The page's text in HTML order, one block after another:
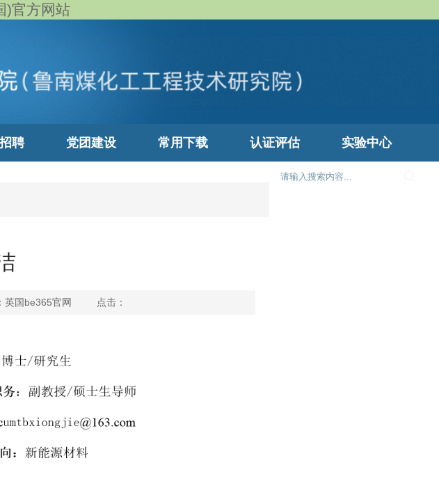
)官方网站
聘 党团建设 常用下载 认证评估 实验中心
英国be365官网 点击：